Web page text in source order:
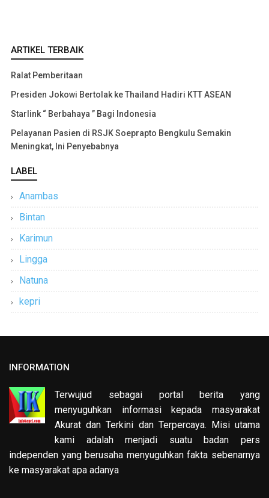
ARTIKEL TERBAIK
Ralat Pemberitaan
Presiden Jokowi Bertolak ke Thailand Hadiri KTT ASEAN
Starlink “ Berbahaya ” Bagi Indonesia
Pelayanan Pasien di RSJK Soeprapto Bengkulu Semakin
Meningkat, Ini Penyebabnya
LABEL
Anambas
Bintan
Karimun
Lingga
Natuna
kepri
INFORMATION
Terwujud sebagai portal berita yang
menyuguhkan informasi kepada masyarakat
Akurat dan Terkini dan Terpercaya. Misi utama
kami adalah menjadi suatu badan pers
independen yang berusaha menyuguhkan fakta sebenarnya
ke masyarakat apa adanya